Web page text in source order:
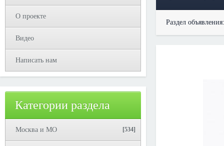
О проекте
Видео
Написать нам
Категории раздела
Москва и МО [534]
Раздел